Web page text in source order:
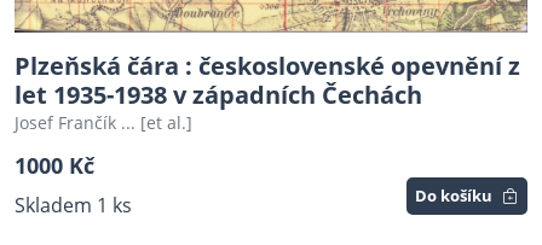
Plzeňská čára : československé opevnění z
let 1935-1938 v západních Čechách
Josef Frančík ... [et al.]
1000 Kč
Skladem 1 ks Do košíku